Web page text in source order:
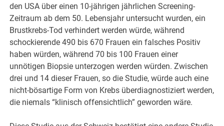
den USA über einen 10-jährigen jährlichen Screening-
Zeitraum ab dem 50. Lebensjahr untersucht wurden, ein
Brustkrebs-Tod verhindert werden würde, während
schockierende 490 bis 670 Frauen ein falsches Positiv
haben würden, während 70 bis 100 Frauen einer
unnötigen Biopsie unterzogen werden würden. Zwischen
drei und 14 dieser Frauen, so die Studie, würde auch eine
nicht-bösartige Form von Krebs überdiagnostiziert werden,
die niemals “klinisch offensichtlich” geworden wäre.